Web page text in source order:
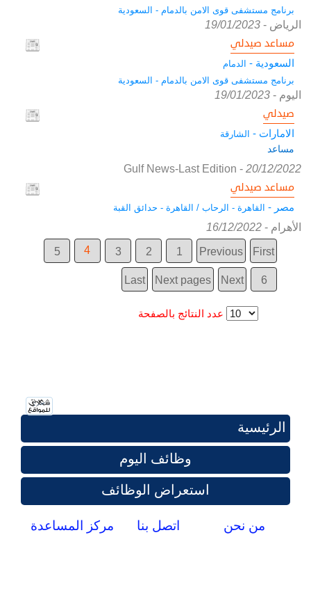
برنامج مستشفى قوى الامن بالدمام - السعودية
الرياض -
19/01/2023
مساعد صيدلي
السعودية - الدمام
برنامج مستشفى قوى الامن بالدمام - السعودية
اليوم -
19/01/2023
صيدلي
الامارات - الشارقة
مساعد
Gulf News-Last Edition - 20/12/2022
مساعد صيدلي
مصر - القاهرة - الرحاب / القاهرة - حدائق القبة
الأهرام -
16/12/2022
First
Previous
1
2
3
4
5
6
Next
Next pages
Last
عدد النتائج بالصفحة
الرئيسية
وظائف اليوم
استعراض الوظائف
من نحن اتصل بنا مركز المساعدة